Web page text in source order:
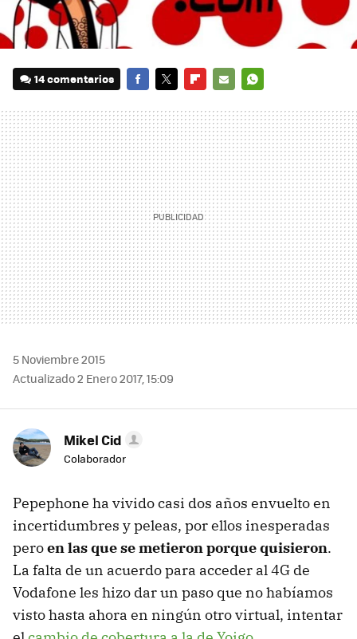
14 comentarios
MAIL
5 Noviembre 2015
Actualizado 2 Enero 2017, 15:09
Mikel Cid
Colaborador
Pepephone ha vivido casi dos años envuelto en
incertidumbres y peleas, por ellos inesperadas
peroen las que se metieron porque quisieron.
La falta de un acuerdo para acceder al 4G de
Vodafone les hizo dar un paso que no habíamos
visto hasta ahora en ningún otro virtual, intentar